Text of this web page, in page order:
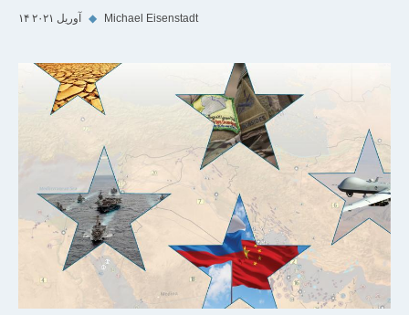
۱۴ آوریل ۲۰۲۱ ◆ Michael Eisenstadt